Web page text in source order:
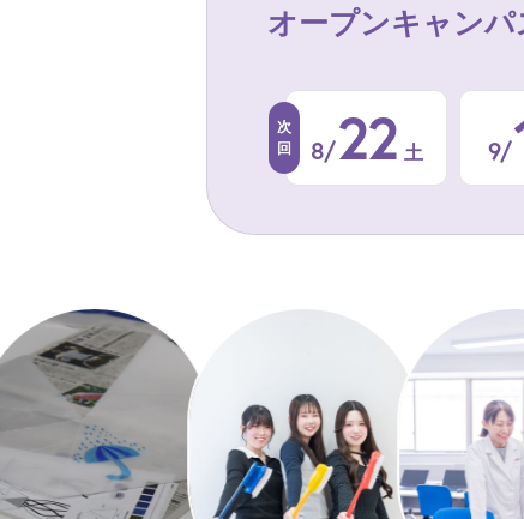
オープンキャンパ
8/22 土 9/